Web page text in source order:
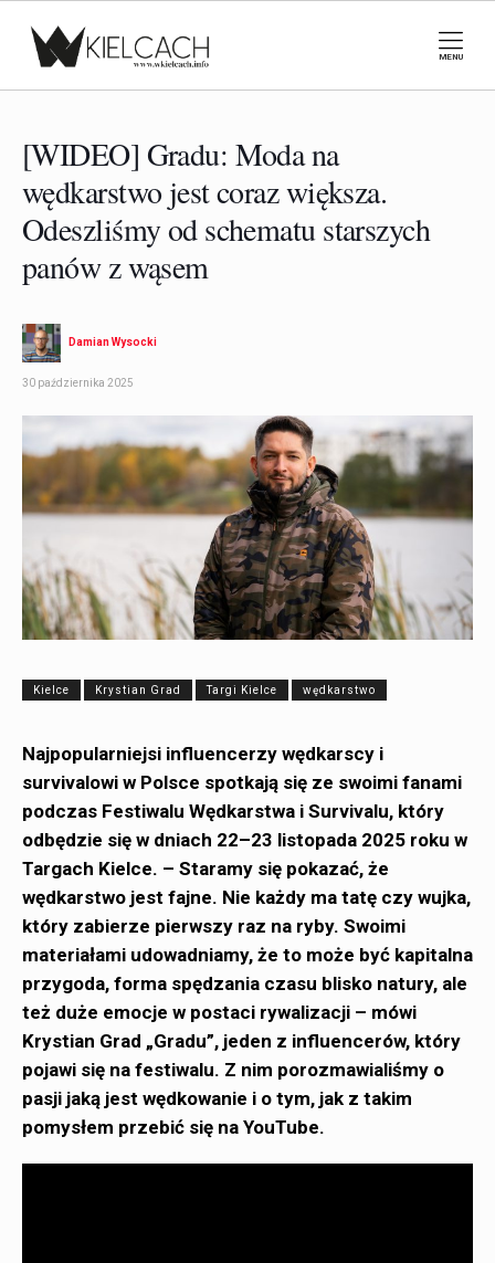
MENU
[WIDEO] Gradu: Moda na
wędkarstwo jest coraz większa.
Odeszliśmy od schematu starszych
panów z wąsem
Damian Wysocki
30 października 2025
Kielce Krystian Grad Targi Kielce wędkarstwo
Najpopularniejsi influencerzy wędkarscy i
survivalowi w Polsce spotkają się ze swoimi fanami
podczas Festiwalu Wędkarstwa i Survivalu, który
odbędzie się w dniach 22–23 listopada 2025 roku w
Targach Kielce. – Staramy się pokazać, że
wędkarstwo jest fajne. Nie każdy ma tatę czy wujka,
który zabierze pierwszy raz na ryby. Swoimi
materiałami udowadniamy, że to może być kapitalna
przygoda, forma spędzania czasu blisko natury, ale
też duże emocje w postaci rywalizacji – mówi
Krystian Grad „Gradu”, jeden z influencerów, który
pojawi się na festiwalu. Z nim porozmawialiśmy o
pasji jaką jest wędkowanie i o tym, jak z takim
pomysłem przebić się na YouTube.